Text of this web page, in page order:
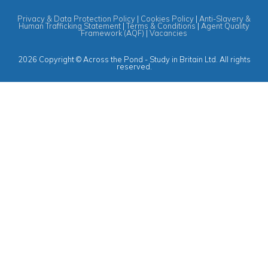
Privacy & Data Protection Policy | Cookies Policy | Anti-Slavery &
Human Trafficking Statement | Terms & Conditions| Agent Quality
Framework (AQF) | Vacancies
2026 Copyright © Across the Pond - Study in Britain Ltd. All rights
reserved.